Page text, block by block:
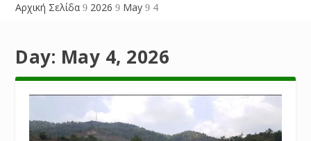
Αρχική Σελίδα 9 2026 9 May 9 4
Day: May 4, 2026